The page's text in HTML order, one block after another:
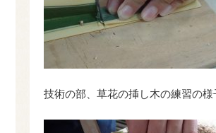
技術の部、草花の挿し木の練習の様